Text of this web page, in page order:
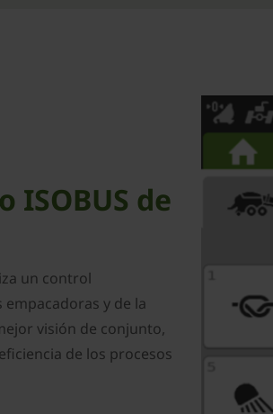
ISOBUS de
un control
y de la
visión de conjunto,
de los procesos